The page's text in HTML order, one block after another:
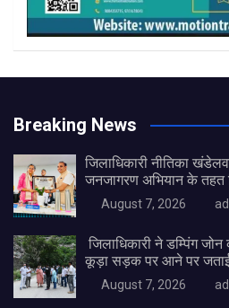
Breaking News
जिलाधिकारी नीतिका
जनजागरण अभियान के तहत
August 7, 2026
‎जिलाधिकारी ने डम्पिंग
कूड़ा सड़क पर आने पर जताई
August 7, 2026